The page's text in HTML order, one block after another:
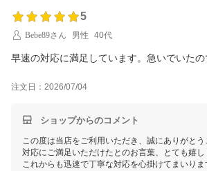
5
Bebe89さん
男性 40代
早速の対応に満足しています。急いでいたの
注文日：2026/07/04
ショップからのコメント
この度は当店をご利用いただき、誠にありがとう
対応にご満足いただけたとのお言葉、とても嬉し
これからも迅速で丁寧な対応を心掛けてまいりま